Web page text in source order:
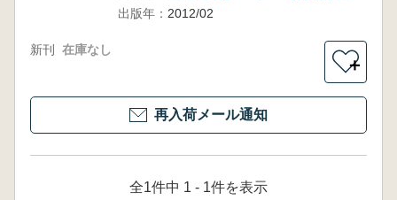
出版年： 2012/02
新刊 在庫なし
＋
再入荷メール通知
全1件中 1 - 1件を表示